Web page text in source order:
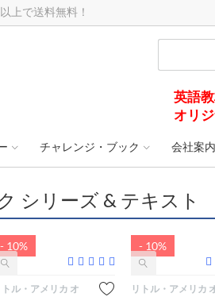
上で送料無料！
英語
オリ
チャレンジ・ブック 会社案内
シリーズ & テキスト
- 10%
トル・アメリカ オ
- 10%
リトル・アメリカ